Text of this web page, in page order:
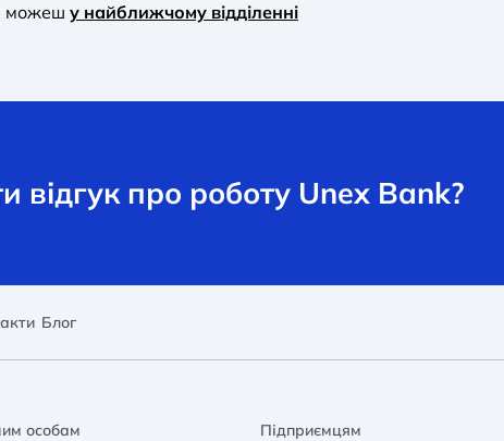
можеш у найближчому відділенні
відгук про роботу Unex Bank?
Блог
особам Підприємцям